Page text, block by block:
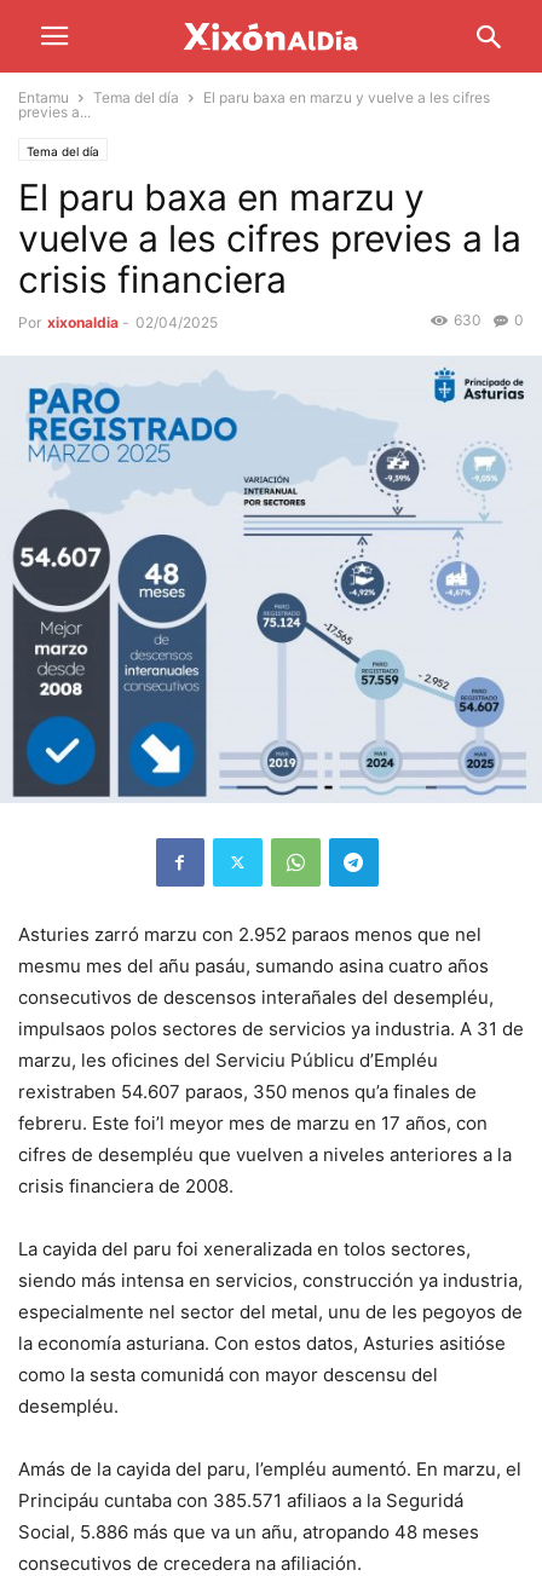
Entamu Tema del día
El paru baxa en marzu y vuelve a les cifres
previes a...
Tema del día
El paru baxa en marzu y
vuelve a les cifres previes a la
crisis financiera
Por xixonaldia - 02/04/2025 0
630
Asturies zarró marzu con 2.952 paraos menos que nel
mesmu mes del añu pasáu, sumando asina cuatro años
consecutivos de descensos interañales del desempléu,
impulsaos polos sectores de servicios ya industria. A 31 de
marzu, les oficines del Serviciu Públicu d’Empléu
rexistraben 54.607 paraos, 350 menos qu’a finales de
febreru. Este foi’l meyor mes de marzu en 17 años, con
cifres de desempléu que vuelven a niveles anteriores a la
crisis financiera de 2008.
La cayida del paru foi xeneralizada en tolos sectores,
siendo más intensa en servicios, construcción ya industria,
especialmente nel sector del metal, unu de les pegoyos de
la economía asturiana. Con estos datos, Asturies asitióse
como la sesta comunidá con mayor descensu del
desempléu.
Amás de la cayida del paru, l’empléu aumentó. En marzu, el
Principáu cuntaba con 385.571 afiliaos a la Seguridá
Social, 5.886 más que va un añu, atropando 48 meses
consecutivos de crecedera na afiliación.